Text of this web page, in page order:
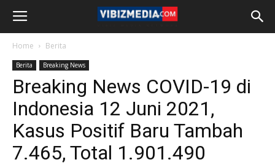
Home Berita
Berita Breaking News
Breaking News COVID-19 di
Indonesia 12 Juni 2021,
Kasus Positif Baru Tambah
7.465, Total 1.901.490